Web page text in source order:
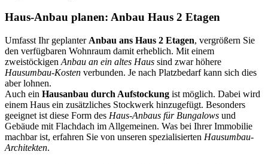
Haus-Anbau planen: Anbau Haus 2 Etagen
Umfasst Ihr geplanter Anbau ans Haus 2 Etagen, vergrößern Sie
den verfügbaren Wohnraum damit erheblich. Mit einem
zweistöckigen Anbau an ein altes Haus sind zwar höhere
Hausumbau-Kosten verbunden. Je nach Platzbedarf kann sich dies
aber lohnen.
Auch ein Hausanbau durch Aufstockung ist möglich. Dabei wird
einem Haus ein zusätzliches Stockwerk hinzugefügt. Besonders
geeignet ist diese Form des Haus-Anbaus für Bungalows und
Gebäude mit Flachdach im Allgemeinen. Was bei Ihrer Immobilie
machbar ist, erfahren Sie von unseren spezialisierten Hausumbau-
Architekten.